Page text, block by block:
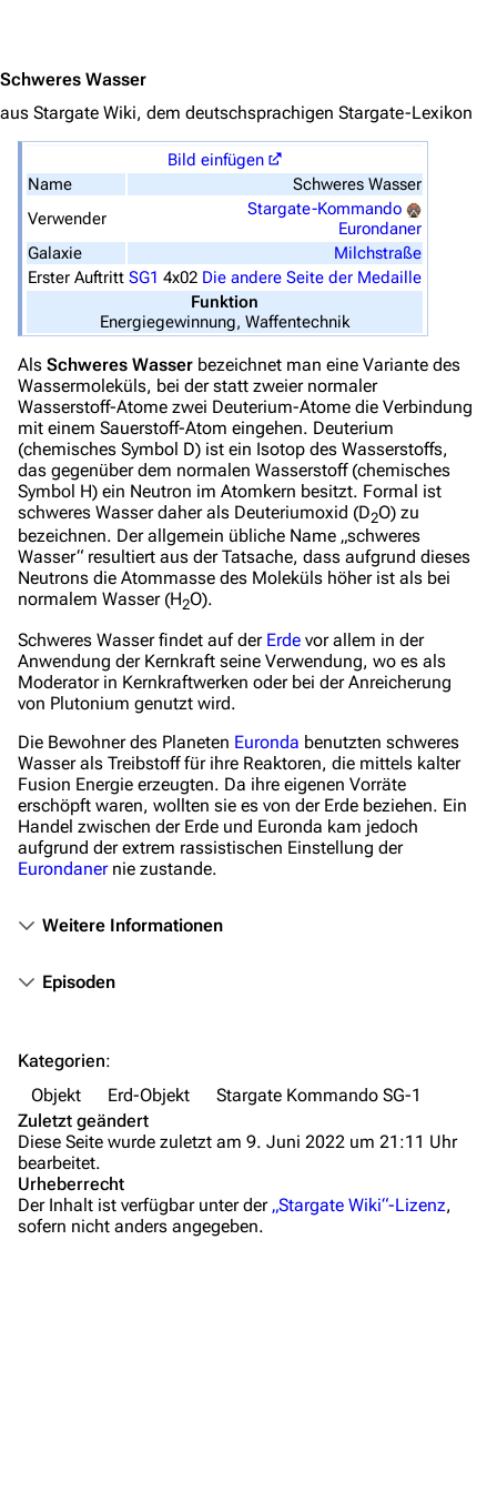
Von A bis Z
Zufälliger Artikel
Spezialseiten
Datei hochladen
Filme und Serien
Überblick
Stargate SG-1
Stargate Atlantis
Stargate Universe
Stargate Origins
Stargate Infinity
Stargate-Romane
Filme
Das Stargate-Universum
Themenportal
Völker
Fanprojekte
Kommerzielles
Hilfe
Schweres Wasser
aus Stargate Wiki, dem deutschsprachigen Stargate-Lexikon
Bild einfügen
Name
Schweres Wasser
Verwender
Stargate-Kommando
Eurondaner
Galaxie
Milchstraße
Erster Auftritt SG1 4x02 Die andere Seite der Medaille
Funktion
Energiegewinnung, Waffentechnik
Als Schweres Wasser bezeichnet man eine Variante des
Wassermoleküls, bei der statt zweier normaler
Wasserstoff-Atome zwei Deuterium-Atome die Verbindung
mit einem Sauerstoff-Atom eingehen. Deuterium
(chemisches Symbol D) ist ein Isotop des Wasserstoffs,
das gegenüber dem normalen Wasserstoff (chemisches
Symbol H) ein Neutron im Atomkern besitzt. Formal ist
schweres Wasser daher als Deuteriumoxid (D2O) zu
bezeichnen. Der allgemein übliche Name „schweres
Wasser“ resultiert aus der Tatsache, dass aufgrund dieses
Neutrons die Atommasse des Moleküls höher ist als bei
normalem Wasser (H2O).
Schweres Wasser findet auf der Erde vor allem in der
Anwendung der Kernkraft seine Verwendung, wo es als
Moderator in Kernkraftwerken oder bei der Anreicherung
von Plutonium genutzt wird.
Die Bewohner des Planeten Euronda benutzten schweres
Wasser als Treibstoff für ihre Reaktoren, die mittels kalter
Fusion Energie erzeugten. Da ihre eigenen Vorräte
erschöpft waren, wollten sie es von der Erde beziehen. Ein
Handel zwischen der Erde und Euronda kam jedoch
aufgrund der extrem rassistischen Einstellung der
Eurondanernie zustande.
Weitere Informationen
Episoden
Kategorien:
Objekt
Erd-Objekt
Stargate Kommando SG-1
Zuletzt geändert
Diese Seite wurde zuletzt am 9. Juni 2022 um 21:11 Uhr
bearbeitet.
Urheberrecht
Der Inhalt ist verfügbar unter der „Stargate Wiki“-Lizenz,
sofern nicht anders angegeben.